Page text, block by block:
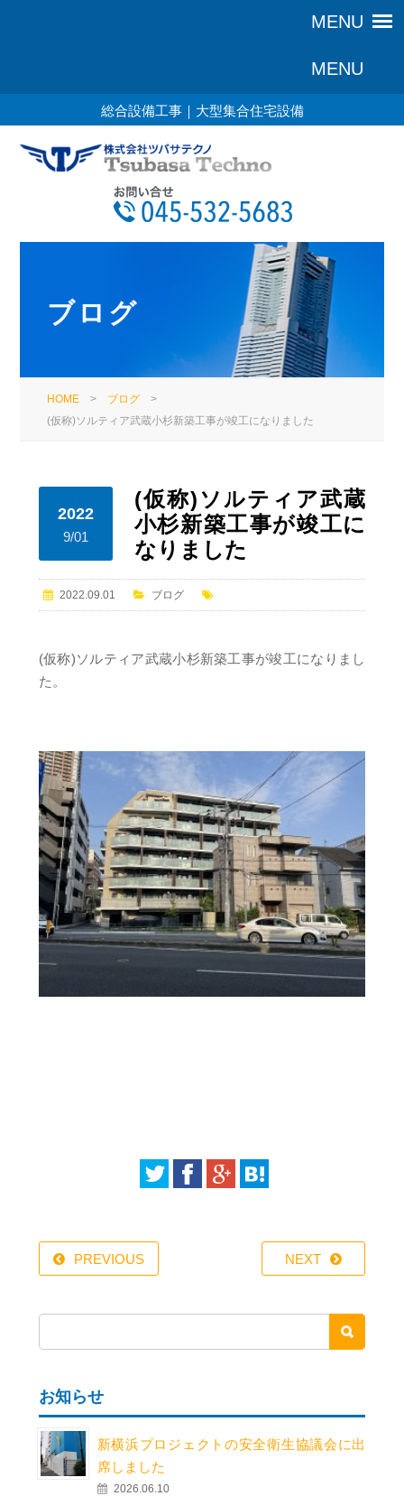
総合設備工事｜大型集合住宅設備
ブログ
HOME > ブログ >
(仮称)ソルティア武蔵小杉新築工事が竣工になりました
2022
9/01
(仮称)ソルティア武蔵
小杉新築工事が竣工に
なりました
2022.09.01 ブログ
(仮称)ソルティア武蔵小杉新築工事が竣工になりまし
た。
PREVIOUS NEXT
お知らせ
新横浜プロジェクトの安全衛生協議会に出
席しました
2026.06.10